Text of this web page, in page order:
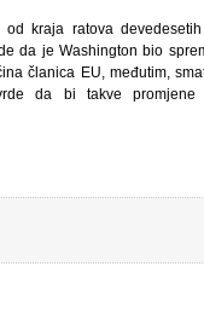
od kraja ratova
da je Washington bio
članica EU, međutim,
da bi takve promjene